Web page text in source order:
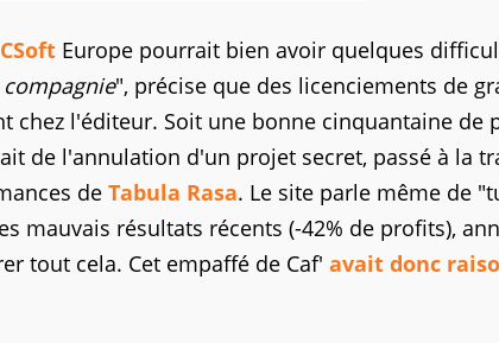
Europe pourrait bien avoir quelques
", précise que des licenciements de
l'éditeur. Soit une bonne cinquantaine de
de l'annulation d'un projet secret, passé à la
de Tabula Rasa. Le site parle même de
mauvais résultats récents (-42% de profits),
tout cela. Cet empaffé de Caf' avait donc